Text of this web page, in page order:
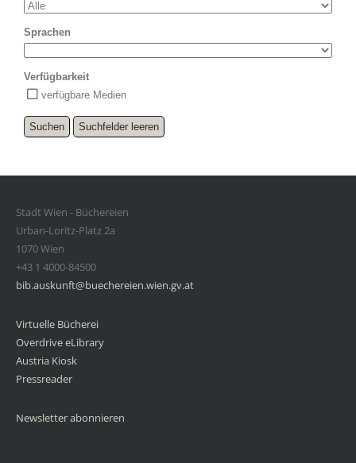
Sprachen
Verfügbarkeit
verfügbare Medien
Stadt Wien - Büchereien
Urban-Loritz-Platz 2a
1070 Wien
+43 1 4000-84500
bib.auskunft@buechereien.wien.gv.at
Virtuelle Bücherei
Overdrive eLibrary
Austria Kiosk
Pressreader
Newsletter abonnieren